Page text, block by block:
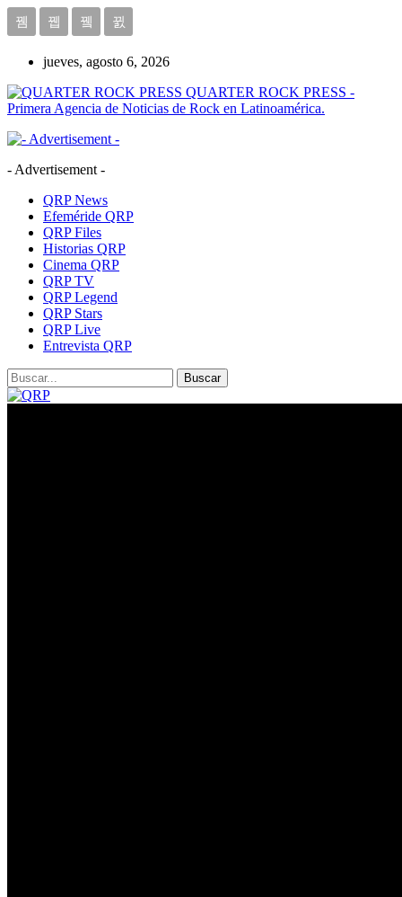
jueves, agosto 6, 2026
QUARTER ROCK PRESS -
Primera Agencia de Noticias de Rock en Latinoamérica.
- Advertisement -
QRP News
Efeméride QRP
QRP Files
Historias QRP
Cinema QRP
QRP TV
QRP Legend
QRP Stars
QRP Live
Entrevista QRP